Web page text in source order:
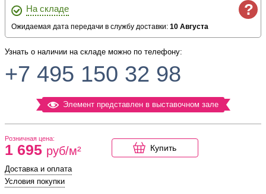
?
На складе
Ожидаемая дата передачи в службу доставки: 10 Августа
Узнать о наличии на складе можно по телефону:
+7 495 150 32 98
Элемент представлен в выставочном зале
Розничная цена:
1 695 руб/м² Купить
Доставка и оплата
Условия покупки